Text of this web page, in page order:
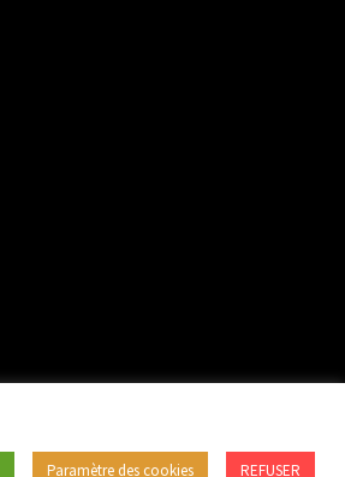
Paramètre des cookies REFUSER